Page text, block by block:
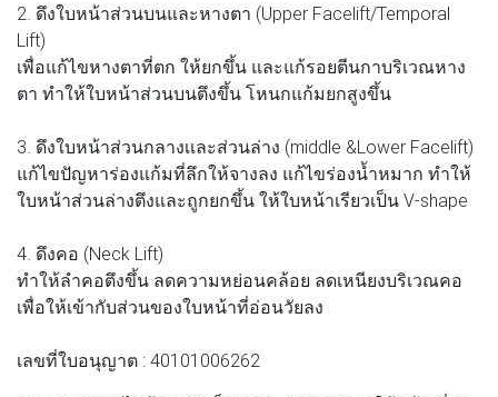
2. ดึงใบหน้าส่วนบนและหางตา (Upper Facelift/Temporal
Lift)
เพื่อแก้ไขหางตาที่ตก ให้ยกขึ้น และแก้รอยตีนกาบริเวณหาง
ตา ทำให้ใบหน้าส่วนบนตึงขึ้น โหนกแก้มยกสูงขึ้น
3. ดึงใบหน้าส่วนกลางเเละส่วนล่าง (middle &Lower Facelift)
แก้ไขปัญหาร่องแก้มที่ลึกให้จางลง แก้ไขร่องน้ำหมาก ทำให้
ใบหน้าส่วนล่างตึงและถูกยกขึ้น ให้ใบหน้าเรียวเป็น V-shape
4. ดึงคอ (Neck Lift)
ทำให้ลำคอตึงขึ้น ลดความหย่อนคล้อย ลดเหนียงบริเวณคอ
เพื่อให้เข้ากับส่วนของใบหน้าที่อ่อนวัยลง
เลขที่ใบอนุญาต : 40101006262